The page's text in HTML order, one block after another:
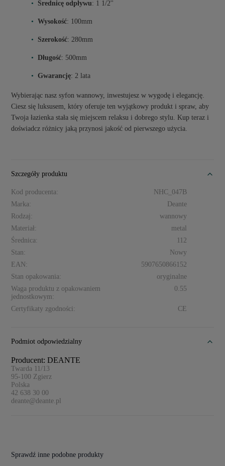
Średnicę odpływu: 1 1/2''
Wysokość: 100mm
Szerokość: 280mm
Długość: 500mm
Gwarancję: 2 lata
Wybierając nasz syfon wannowy, inwestujesz w wygodę i elegancję.
Ciesz się luksusem, który oferuje ten wyjątkowy produkt i spraw, aby
Twoja łazienka stała się miejscem relaksu i dobrego stylu. Kup teraz i
doświadcz różnicy jaką przynosi jakość od pierwszego użycia.
Szczegóły produktu
Kod producenta:
NHC_047B
Marka:
Deante
Rodzaj:
wannowy
Materiał:
metal
Średnica:
112
Stan:
Nowy
EAN:
5907650866152
Stan opakowania:
oryginalne
Waga produktu z opakowaniem
jednostkowym:
0.55
Certyfikaty zgodności: CE
Podmiot odpowiedzialny
Producent: DEANTE
Twarda 11/13
95-100 Zgierz
Polska
42 638 30 00
deante@deante.pl
Sprawdź inne podobne produkty